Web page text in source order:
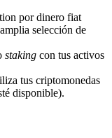
por dinero fiat
selección de
staking con tus activos
tus criptomonedas
disponible).